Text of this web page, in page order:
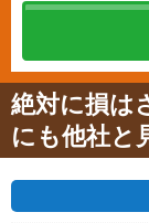
絶対に損は
にも他社と